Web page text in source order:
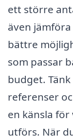
ett större
även
bättre
som passar
budget.
referenser
en känsla
utförs. När